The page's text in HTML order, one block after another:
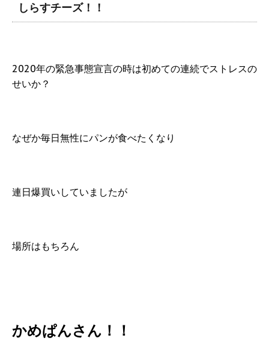
しらすチーズ！！
2020年の緊急事態宣言の時は初めての連続でストレスの
せいか？
なぜか毎日無性にパンが食べたくなり
連日爆買いしていましたが
場所はもちろん
かめぱんさん！！